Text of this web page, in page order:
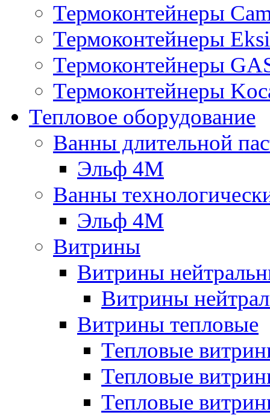
Термоконтейнеры
Термоконтейнеры Eksi
Термоконтейнеры
Термоконтейнеры
Тепловое оборудование
Ванны длительной
Эльф 4М
Ванны
Эльф 4М
Витрины
Витрины
Витрины
Витрины тепловые
Тепловые
Тепловые
Тепловые